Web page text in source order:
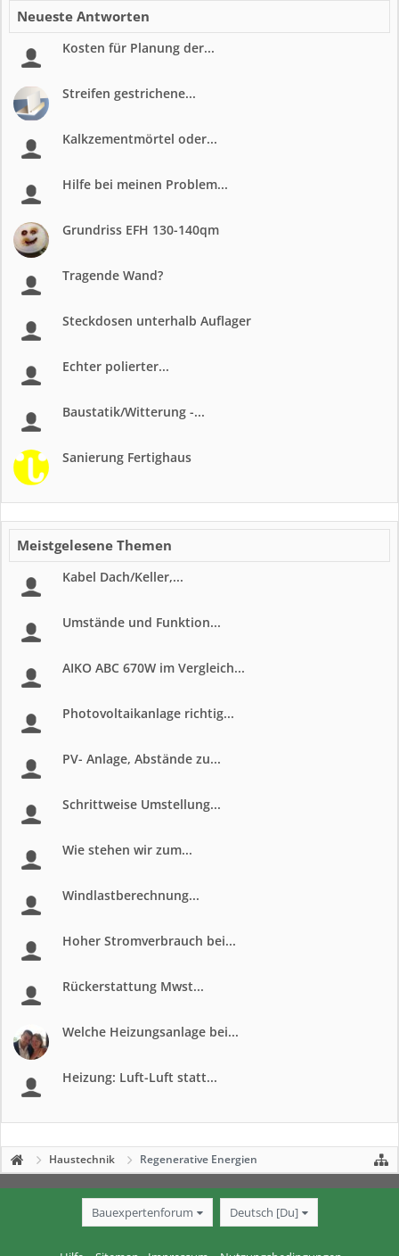
Neueste Antworten
Kosten für Planung der...
Streifen gestrichene...
Kalkzementmörtel oder...
Hilfe bei meinen Problem...
Grundriss EFH 130-140qm
Tragende Wand?
Steckdosen unterhalb Auflager
Echter polierter...
Baustatik/Witterung -...
Sanierung Fertighaus
Meistgelesene Themen
Kabel Dach/Keller,...
Umstände und Funktion...
AIKO ABC 670W im Vergleich...
Photovoltaikanlage richtig...
PV- Anlage, Abstände zu...
Schrittweise Umstellung...
Wie stehen wir zum...
Windlastberechnung...
Hoher Stromverbrauch bei...
Rückerstattung Mwst...
Welche Heizungsanlage bei...
Heizung: Luft-Luft statt...
Haustechnik Regenerative Energien
Bauexpertenforum Deutsch [Du]